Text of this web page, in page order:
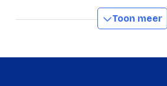
Toon meer